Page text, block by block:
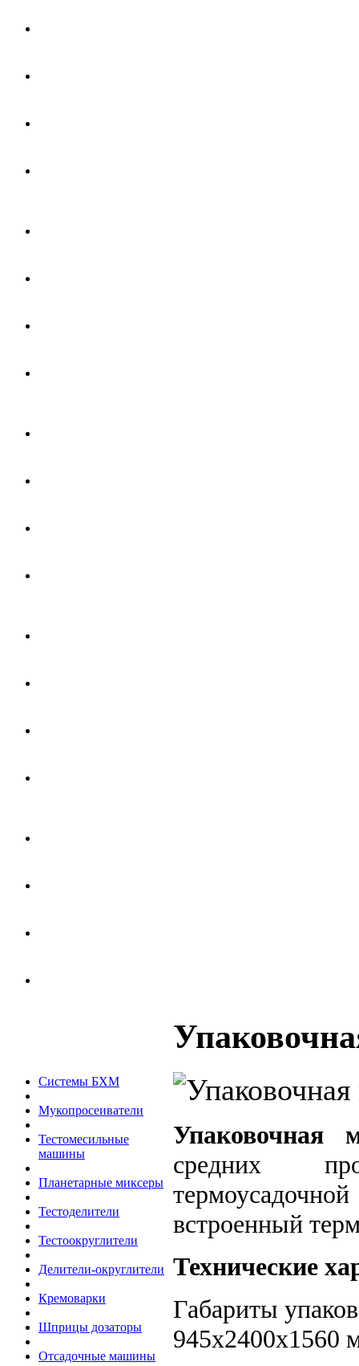
Системы БХМ
Мукопросеиватели
Тестомесильные
машины
Планетарные миксеры
Тестоделители
Тестоокруглители
Делители-округлители
Кремоварки
Шприцы дозаторы
Отсадочные машины
средних
встроенный
Технические
Габариты
945x2400x1560